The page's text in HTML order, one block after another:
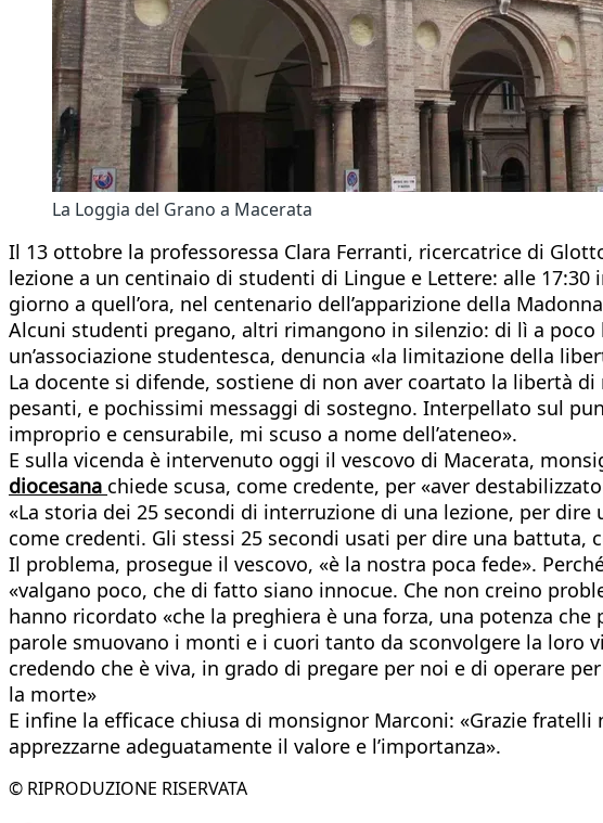
La Loggia del Grano a Macerata
Il 13 ottobre la professoressa Clara Ferranti, ricercatrice di
lezione a un centinaio di studenti di Lingue e Lettere: alle
giorno a quell’ora, nel centenario dell’apparizione della
Alcuni studenti pregano, altri rimangono in silenzio: di lì a poco
un’associazione studentesca, denuncia «la limitazione della
La docente si difende, sostiene di non aver coartato la libertà
pesanti, e pochissimi messaggi di sostegno. Interpellato sul
improprio e censurabile, mi scuso a nome dell’ateneo».
E sulla vicenda è intervenuto oggi il vescovo di Macerata,
diocesana chiede scusa, come credente, per «aver
«La storia dei 25 secondi di interruzione di una lezione, per
come credenti. Gli stessi 25 secondi usati per dire una
Il problema, prosegue il vescovo, «è la nostra poca fede».
«valgano poco, che di fatto siano innocue. Che non creino
hanno ricordato «che la preghiera è una forza, una potenza
parole smuovano i monti e i cuori tanto da sconvolgere la loro
credendo che è viva, in grado di pregare per noi e di operare
la morte»
E infine la efficace chiusa di monsignor Marconi: «Grazie
apprezzarne adeguatamente il valore e l’importanza».
© RIPRODUZIONE RISERVATA